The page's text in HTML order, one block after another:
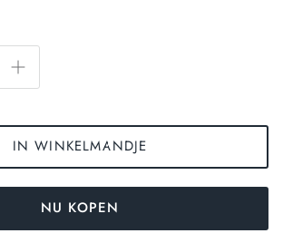
IN WINKELMANDJE
NU KOPEN